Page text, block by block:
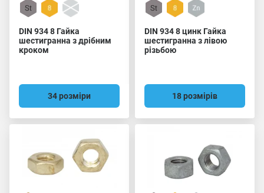
DIN 934 8 Гайка
шестигранна з дрібним
кроком
34 розміри
DIN 934 8 цинк Гайка
шестигранна з лівою
різьбою
18 розмірів